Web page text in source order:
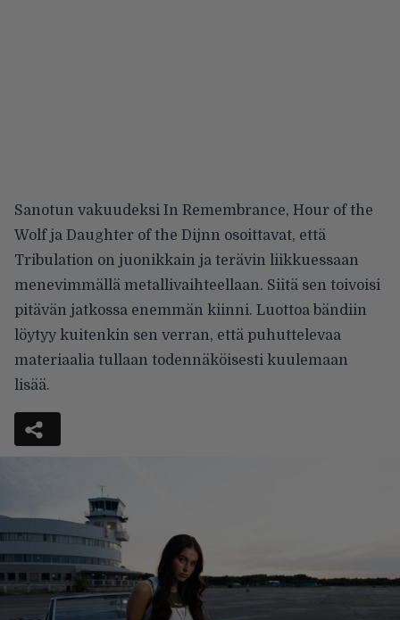
Sanotun vakuudeksi In Remembrance, Hour of the
Wolf ja Daughter of the Dijnn osoittavat, että
Tribulation on juonikkain ja terävin liikkuessaan
menevimmällä metallivaihteellaan. Siitä sen toivoisi
pitävän jatkossa enemmän kiinni. Luottoa bändiin
löytyy kuitenkin sen verran, että puhuttelevaa
materiaalia tullaan todennäköisesti kuulemaan
lisää.